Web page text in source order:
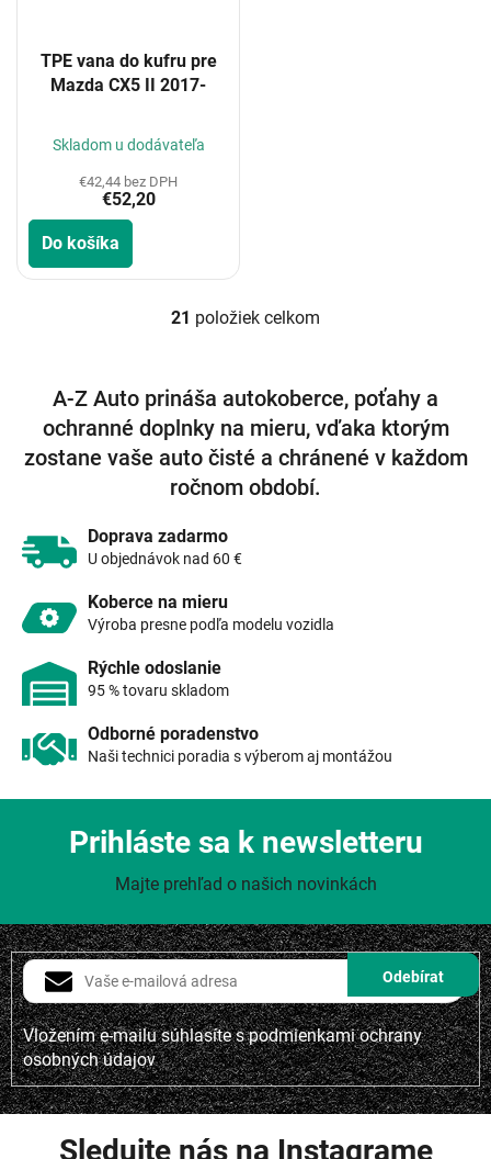
TPE vana do kufru pre
Mazda CX5 II 2017-
Skladom u dodávateľa
€42,44 bez DPH
€52,20
Do košíka
O
á
d
a
c
i
e
v
21 položiek celkom
A-Z Auto prináša autokoberce, poťahy a
ochranné doplnky na mieru, vďaka ktorým
zostane vaše auto čisté a chránené v každom
ročnom období.
Doprava zadarmo
U objednávok nad 60 €
Koberce na mieru
Výroba presne podľa modelu vozidla
Rýchle odoslanie
95 % tovaru skladom
Odborné poradenstvo
Naši technici poradia s výberom aj montážou
Vložením e-mailu súhlasíte spodmienkami ochrany
osobných údajov
Prihláste sa k newsletteru
Majte prehľad o našich novinkách
Sledujte nás na Instagrame